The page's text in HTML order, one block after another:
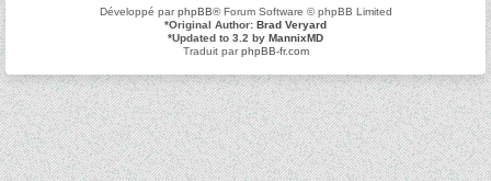
Développé parphpBB® Forum Software © phpBB Limited
*Original Author: Brad Veryard
*Updated to 3.2 by MannixMD
Traduit parphpBB-fr.com